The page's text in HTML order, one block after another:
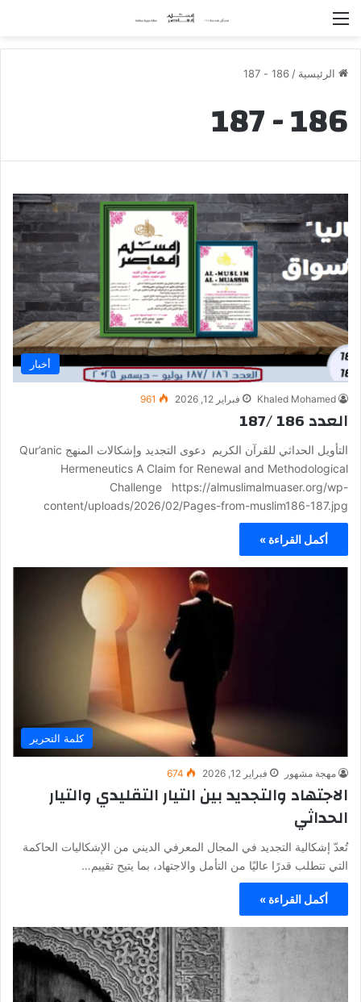
الرئيسية /
186 - 187
186 - 187
أخبار
Khaled Mohamed فبراير 12, 2026 961
العدد 186 /187
التأويل الحداثي للقرآن الكريم دعوى التجديد وإشكالات المنهج Qur’anic
Hermeneutics A Claim for Renewal and Methodological
Challenge https://almuslimalmuaser.org/wp-
content/uploads/2026/02/Pages-from-muslim186-187.jpg
أكمل القراءة »
كلمة التحرير
مهجة مشهور فبراير 12, 2026 674
الاجتهاد والتجديد بين التيار التقليدي والتيار
الحداثي
تُعدّ إشكالية التجديد في المجال المعرفي الديني من الإشكاليات الحاكمة
التي تتطلب قدرًا عاليًا من التأمل والاجتهاد، بما يتيح تقييم…
أكمل القراءة »